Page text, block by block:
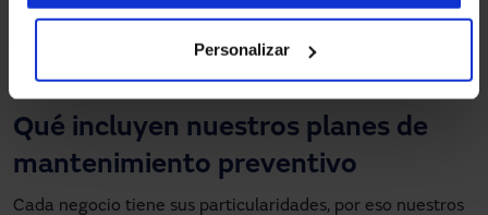
Personalizar
Qué incluyen nuestros planes de
mantenimiento preventivo
Cada negocio tiene sus particularidades, por eso nuestros